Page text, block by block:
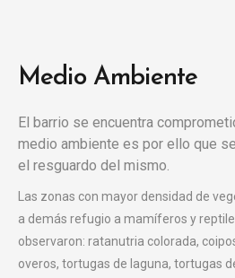
Medio Ambiente
El barrio se encuentra
medio ambiente es por ello que
el resguardo del mismo.
Las zonas con mayor densidad de
a demás refugio a mamíferos y
observaron: ratanutria colorada,
overos, tortugas de laguna, tortugas